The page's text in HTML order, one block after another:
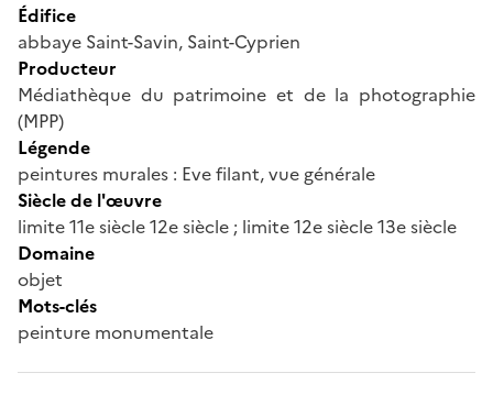
Édifice
abbaye Saint-Savin, Saint-Cyprien
Producteur
Médiathèque du patrimoine et de la photographie
(MPP)
Légende
peintures murales : Eve filant, vue générale
Siècle de l'œuvre
limite 11e siècle 12e siècle ; limite 12e siècle 13e siècle
Domaine
objet
Mots-clés
peinture monumentale